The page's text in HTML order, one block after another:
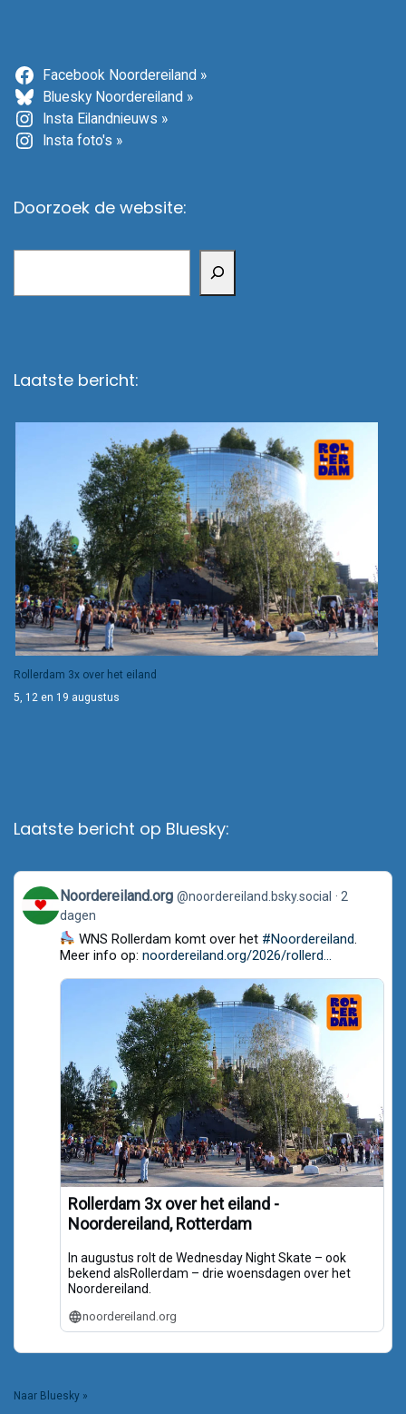
Facebook Noordereiland »
Bluesky Noordereiland »
Insta Eilandnieuws »
Insta foto's »
Doorzoek de website:
Laatste bericht:
Rollerdam 3x over het eiland
5, 12 en 19 augustus
Laatste bericht op Bluesky:
View
post
by
Noordereiland.org
Bluesky
Noordereiland.org @noordereiland.bsky.social
2
dagen
WNS Rollerdam komt over het #Noordereiland.
Meer info op: noordereiland.org/2026/rollerd...
Rollerdam 3x over het eiland -
Noordereiland, Rotterdam
In augustus rolt de Wednesday Night Skate – ook
bekend alsRollerdam – drie woensdagen over het
Noordereiland.
noordereiland.org
Naar Bluesky »